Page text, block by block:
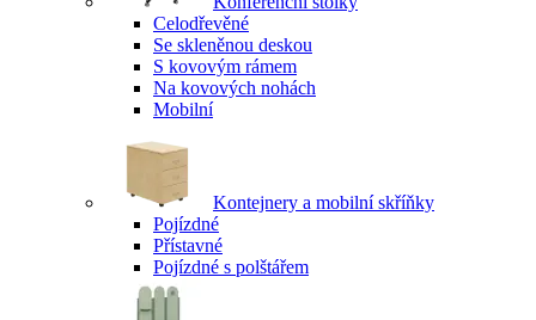
Celodřevěné
Se skleněnou deskou
S kovovým rámem
Na kovových nohách
Mobilní
Kontejnery a mobilní skříňky
Pojízdné
Přístavné
Pojízdné s polštářem